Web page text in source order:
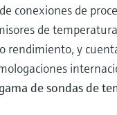
conexiones de
de
rendimiento, y
de sondas de